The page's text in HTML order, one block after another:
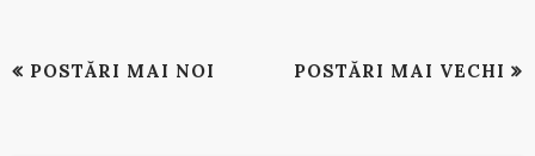
POSTĂRI MAI NOI POSTĂRI MAI VECHI